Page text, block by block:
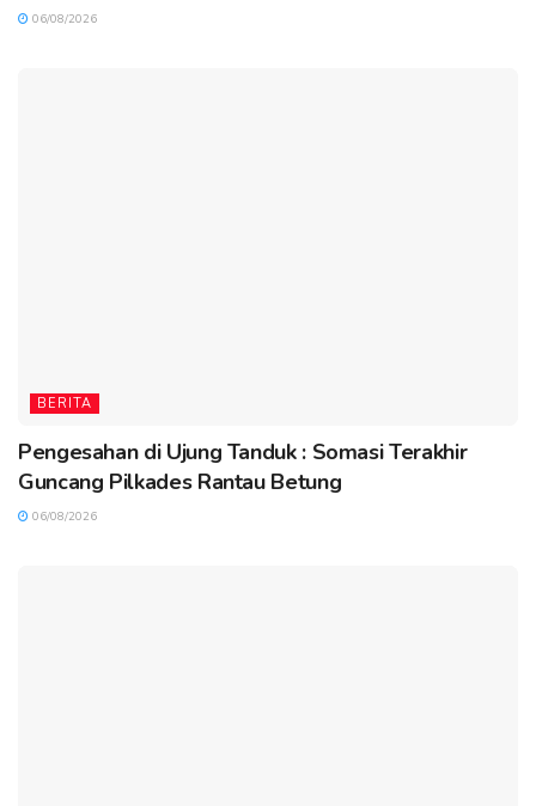
06/08/2026
BERITA
Pengesahan di Ujung Tanduk : Somasi Terakhir
Guncang Pilkades Rantau Betung
06/08/2026